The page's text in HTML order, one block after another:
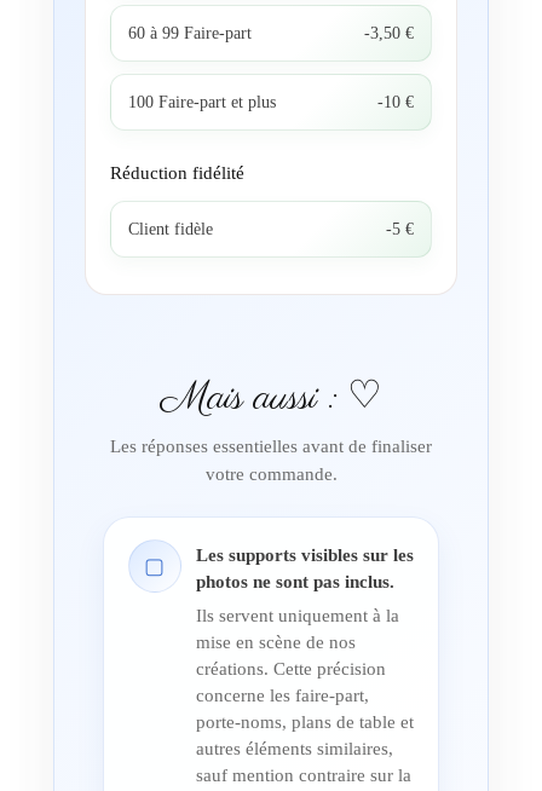
60 à 99 Faire-part -3,50 €
100 Faire-part et plus -10 €
Réduction fidélité
Client fidèle -5 €
Mais aussi : ♡
Les réponses essentielles avant de finaliser
votre commande.
▢
Les supports visibles sur les
photos ne sont pas inclus.
Ils servent uniquement à la
mise en scène de nos
créations. Cette précision
concerne les faire-part,
porte-noms, plans de table et
autres éléments similaires,
sauf mention contraire sur la